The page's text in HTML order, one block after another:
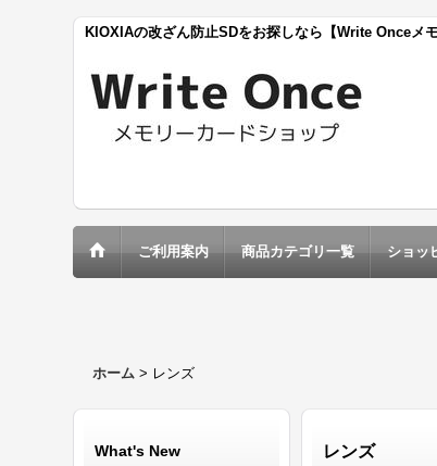
KIOXIAの改ざん防止SDをお探しなら【Write Onceメ
ご利用案内 商品カテゴリ一覧 ショッ
ホーム > レンズ
What's New レンズ